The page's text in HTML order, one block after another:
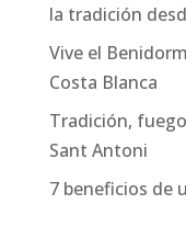
la tradición
Vive el
Costa Blanca
Tradición,
Sant Antoni
7 beneficios de